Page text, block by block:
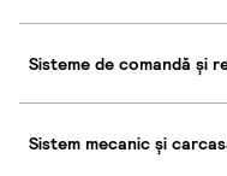
Sisteme de comandă și
Sistem mecanic și